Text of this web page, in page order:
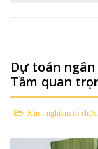
Dự toán
Tầm quan
Kinh nghiệm tổ